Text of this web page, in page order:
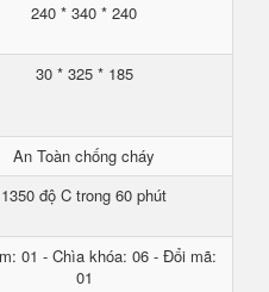
240 * 340 * 240
30 * 325 * 185
An Toàn chống cháy
1350 độ C trong 60 phút
01 - Chìa khóa: 06 - Đổi mã:
01